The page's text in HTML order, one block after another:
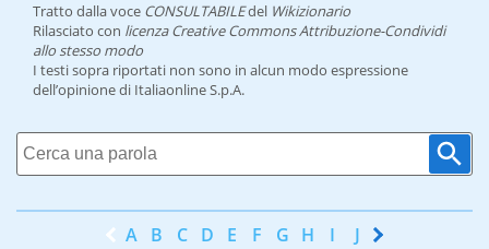
Tratto dalla voce CONSULTABILEdel Wikizionario
Rilasciato con licenza Creative Commons Attribuzione-Condividi
allo stesso modo
I testi sopra riportati non sono in alcun modo espressione
dell’opinione di Italiaonline S.p.A.
A B C D E F G H I J K